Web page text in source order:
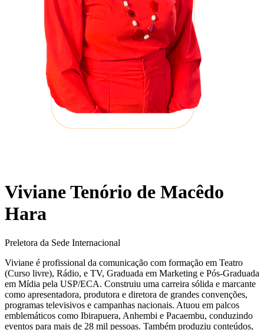
Viviane Tenório de Macêdo
Hara
Preletora da Sede Internacional
Viviane é profissional da comunicação com formação em Teatro
(Curso livre), Rádio, e TV, Graduada em Marketing e Pós-Graduada
em Mídia pela USP/ECA. Construiu uma carreira sólida e marcante
como apresentadora, produtora e diretora de grandes convenções,
programas televisivos e campanhas nacionais. Atuou em palcos
emblemáticos como Ibirapuera, Anhembi e Pacaembu, conduzindo
eventos para mais de 28 mil pessoas. Também produziu conteúdos,